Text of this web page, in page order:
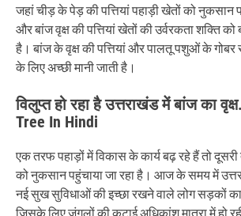
जहां चीड़ के पेड़ की पत्तियां पहाड़ी खेतों को नुकसान
और बांज वृक्ष की पत्तियां खेतों की उर्वरकता शक्ति
है। बांज के वृक्ष की पत्तियां और पालतू पशुओं के गोबर
के लिए अच्छी मानी जाती है।
विलुप्त हो रहा है उत्तराखंड में बांज का
Tree In Hindi
एक तरफ पहाड़ों में विकास के कार्य बढ़ रहे हैं तो
को नुकसान पहुंचाया जा रहा है। आज के समय में
नई सुख सुविधाओं की इच्छा रखने वाले लोग सड़कों का
जिसके लिए जंगलों की कटाई अधिकांश मात्रा में हो